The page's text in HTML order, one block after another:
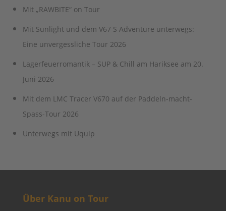
Mit „RAWBITE“ on Tour
Mit Sunlight und dem V67 S Adventure unterwegs:
Eine unvergessliche Tour 2026
Lagerfeuerromantik – SUP & Chill am Hariksee am 20.
Juni 2026
Mit dem LMC Tracer V670 auf der Paddeln-macht-
Spass-Tour 2026
Unterwegs mit Uquip
Über Kanu on Tour